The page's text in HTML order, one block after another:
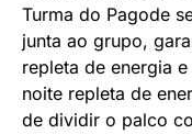
Turma do Pagode
junta ao grupo,
repleta de energia
noite repleta de
de dividir o palco